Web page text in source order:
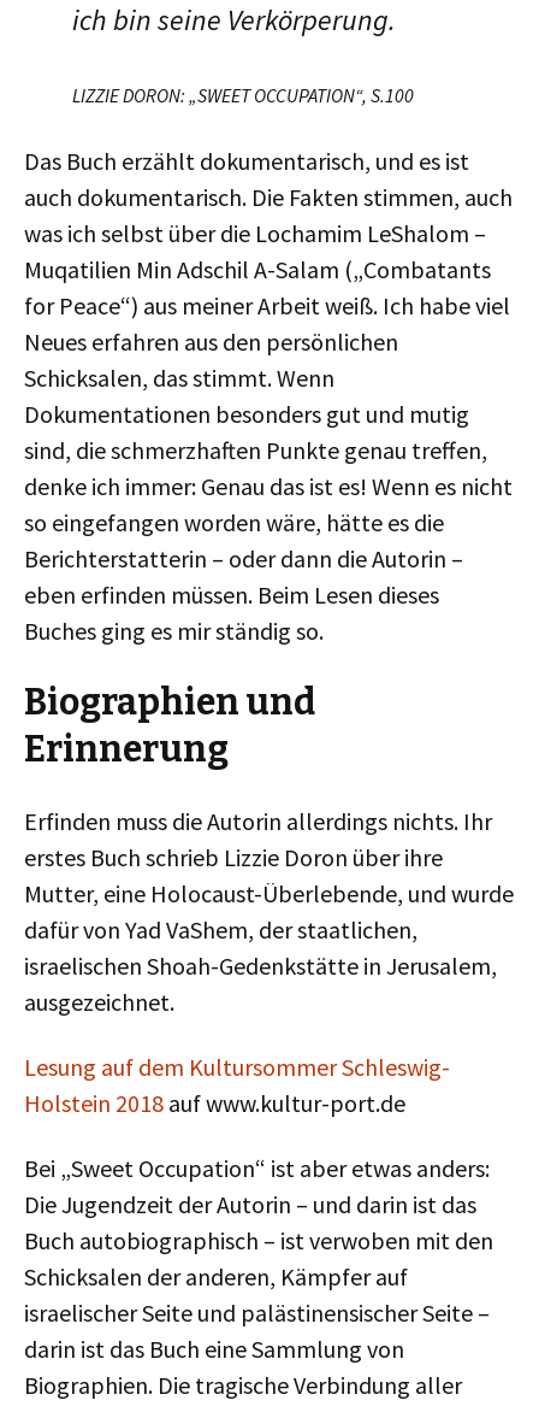
ich bin seine Verkörperung.
LIZZIE DORON: „SWEET OCCUPATION“, S.100
Das Buch erzählt dokumentarisch, und es ist
auch dokumentarisch. Die Fakten stimmen, auch
was ich selbst über die Lochamim LeShalom –
Muqatilien Min Adschil A-Salam („Combatants
for Peace“) aus meiner Arbeit weiß. Ich habe viel
Neues erfahren aus den persönlichen
Schicksalen, das stimmt. Wenn
Dokumentationen besonders gut und mutig
sind, die schmerzhaften Punkte genau treffen,
denke ich immer: Genau das ist es! Wenn es nicht
so eingefangen worden wäre, hätte es die
Berichterstatterin – oder dann die Autorin –
eben erfinden müssen. Beim Lesen dieses
Buches ging es mir ständig so.
Biographien und
Erinnerung
Erfinden muss die Autorin allerdings nichts. Ihr
erstes Buch schrieb Lizzie Doron über ihre
Mutter, eine Holocaust-Überlebende, und wurde
dafür von Yad VaShem, der staatlichen,
israelischen Shoah-Gedenkstätte in Jerusalem,
ausgezeichnet.
Lesung auf dem Kultursommer Schleswig-
Holstein 2018 auf www.kultur-port.de
Bei „Sweet Occupation“ ist aber etwas anders:
Die Jugendzeit der Autorin – und darin ist das
Buch autobiographisch – ist verwoben mit den
Schicksalen der anderen, Kämpfer auf
israelischer Seite und palästinensischer Seite –
darin ist das Buch eine Sammlung von
Biographien. Die tragische Verbindung aller